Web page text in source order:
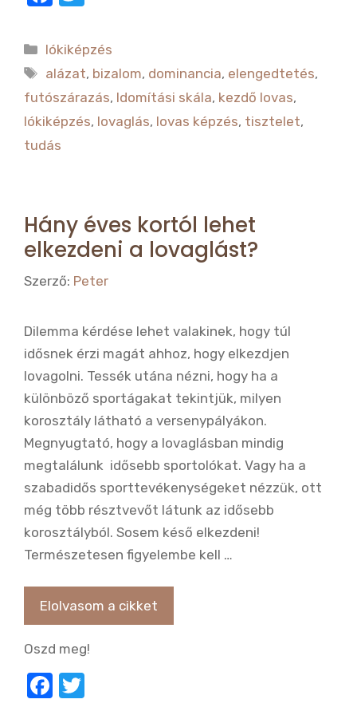
c
e
b
o
o
it
te
r
Kategória
lókiképzés
Címkék
alázat, bizalom, dominancia, elengedtetés,
futószárazás, Idomítási skála, kezdő lovas,
lókiképzés, lovaglás, lovas képzés, tisztelet,
tudás
Hány éves kortól lehet
elkezdeni a lovaglást?
Szerző: Peter
Dilemma kérdése lehet valakinek, hogy túl
idősnek érzi magát ahhoz, hogy elkezdjen
lovagolni. Tessék utána nézni, hogy ha a
különböző sportágakat tekintjük, milyen
korosztály látható a versenypályákon.
Megnyugtató, hogy a lovaglásban mindig
megtalálunk idősebb sportolókat. Vagy ha a
szabadidős sporttevékenységeket nézzük, ott
még több résztvevőt látunk az idősebb
korosztályból. Sosem késő elkezdeni!
Természetesen figyelembe kell …
Elolvasom a cikket
Oszd meg!
F